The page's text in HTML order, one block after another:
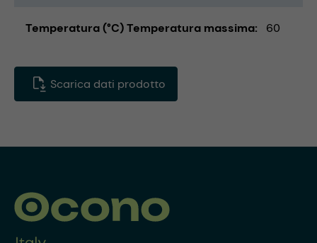
Temperatura (°C) Temperatura massima 60
Scarica dati prodotto